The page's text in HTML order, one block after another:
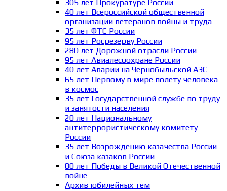
305 лет Прокуратуре России
40 лет Всероссийской общественной
организации ветеранов войны и труда
35 лет ФТС России
95 лет Росрезерву России
280 лет Дорожной отрасли России
95 лет Авиалесоохране России
40 лет Аварии на Чернобыльской АЭС
65 лет Первому в мире полету человека
в космос
35 лет Государственной службе по труду
и занятости населения
20 лет Национальному
антитеррористическому комитету
России
35 лет Возрождению казачества России
и Союза казаков России
80 лет Победы в Великой Отечественной
войне
Архив юбилейных тем